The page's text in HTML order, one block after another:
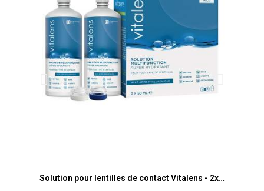
Aperçu rapide Solution pour lentilles de contact Vitalens - 2x50ml